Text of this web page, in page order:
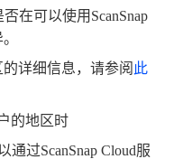
在可以使用ScanSnap
的详细信息，请参阅 此
的地区时
过ScanSnap Cloud服